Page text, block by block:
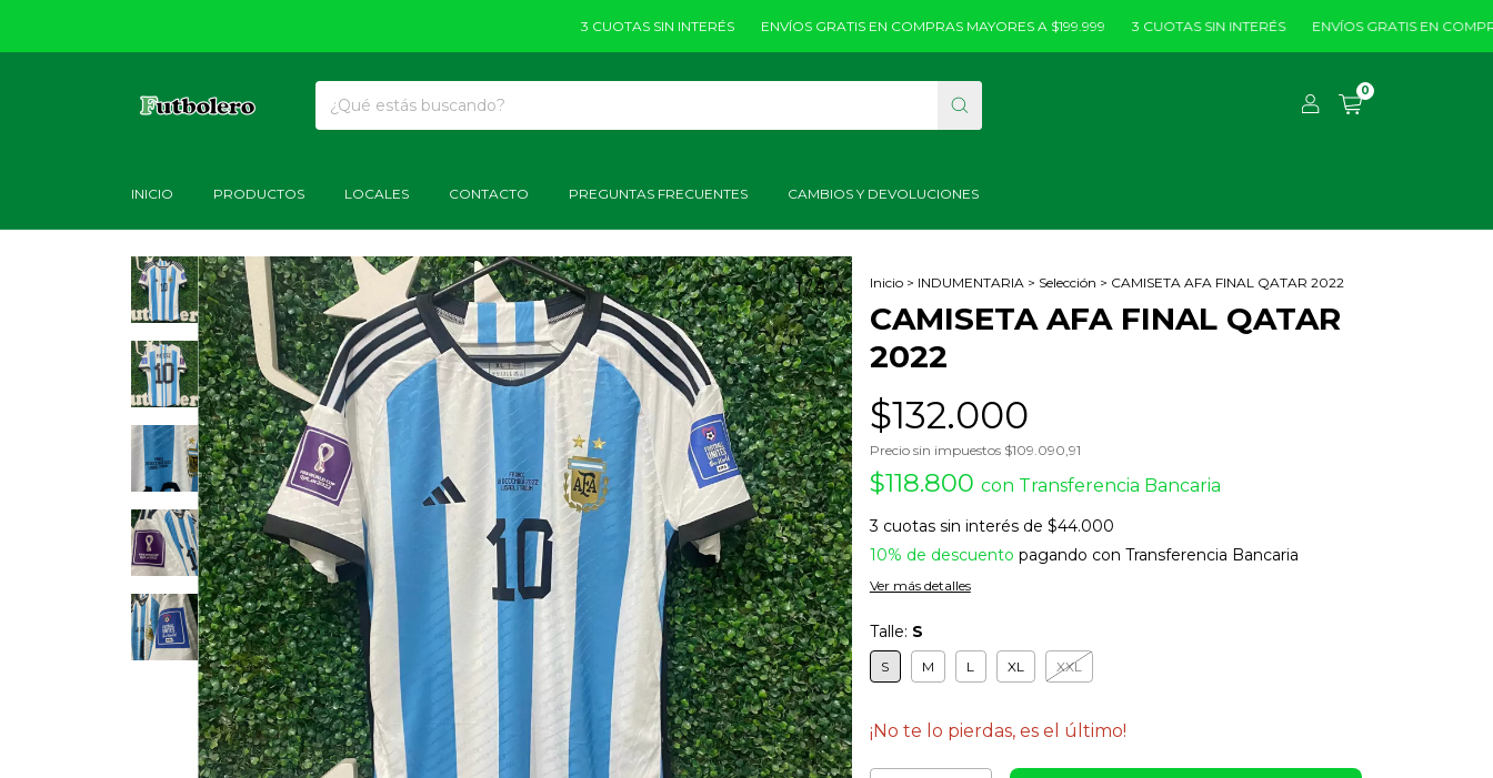
3 CUOTAS SIN INTERÉS ENVÍOS GRATIS EN COMPRAS MAYORES A $199.999 3 CUOTAS SIN INTERÉS ENVÍOS GRATIS EN COMPRAS
0
INICIO PRODUCTOS LOCALES CONTACTO PREGUNTAS FRECUENTES CAMBIOS Y DEVOLUCIONES
1/5 Inicio > INDUMENTARIA > Selección > CAMISETA AFA FINAL QATAR 2022
CAMISETA AFA FINAL QATAR
2022
$132.000
Precio sin impuestos $109.090,91
$118.800 con Transferencia Bancaria
3 cuotas sin interés de $44.000
10% de descuento pagando con Transferencia Bancaria
Ver más detalles
Talle: S
S M L XL XXL
¡No te lo pierdas, es el último!